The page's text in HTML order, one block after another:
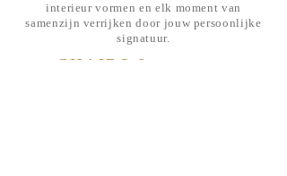
interieur vormen en elk moment van
samenzijn verrijken door jouw persoonlijke
signatuur.
CHAIRS &